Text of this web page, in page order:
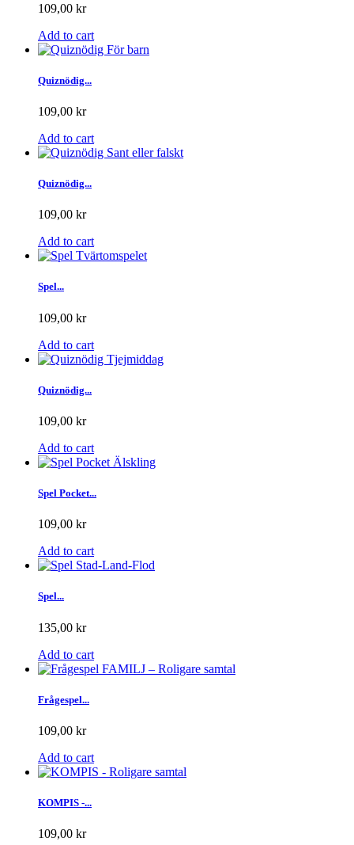
109,00 kr
Add to cart
Quiznödig...
109,00 kr
Add to cart
Quiznödig...
109,00 kr
Add to cart
Spel...
109,00 kr
Add to cart
Quiznödig...
109,00 kr
Add to cart
Spel Pocket...
109,00 kr
Add to cart
Spel...
135,00 kr
Add to cart
Frågespel...
109,00 kr
Add to cart
KOMPIS -...
109,00 kr